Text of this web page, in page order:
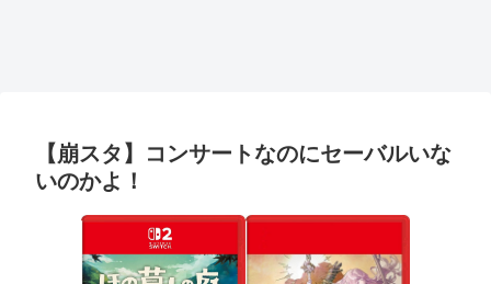
【崩スタ】コンサートなのにセーバルいな
いのかよ！